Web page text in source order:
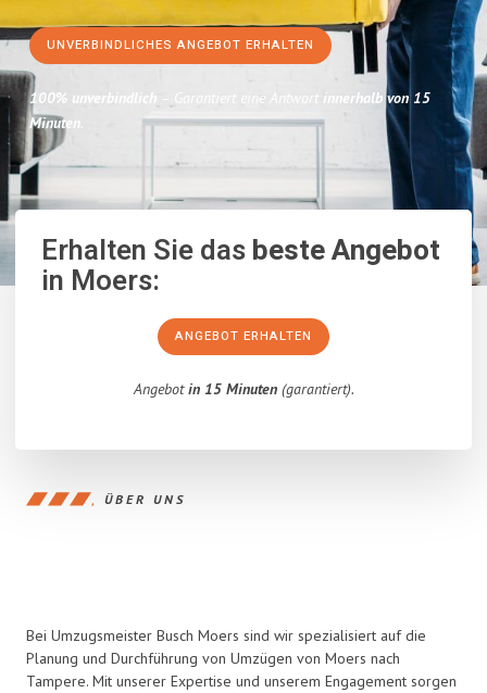
UNVERBINDLICHES ANGEBOT ERHALTEN
100% unverbindlich – Garantiert eine Antwort innerhalb von 15
Minuten.
Erhalten Sie dasbeste Angebot
in Moers:
ANGEBOT ERHALTEN
Angebotin 15 Minuten(garantiert).
ÜBER UNS
Bei Umzugsmeister Busch Moers sind wir spezialisiert auf die
Planung und Durchführung von Umzügen von Moers nach
Tampere. Mit unserer Expertise und unserem Engagement sorgen